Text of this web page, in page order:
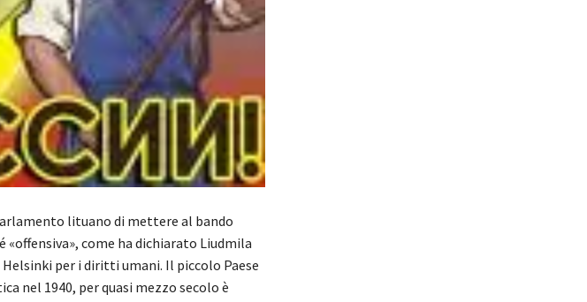
lituano di mettere al bando
come ha dichiarato Liudmila
per i diritti umani. Il piccolo Paese
nel 1940, per quasi mezzo secolo è